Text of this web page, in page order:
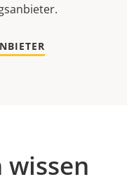
wissen